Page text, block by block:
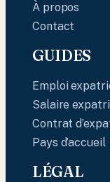
À propos
Contact
GUIDES
Emploi
Salaire
Contrat
Pays d’accueil
LÉGAL